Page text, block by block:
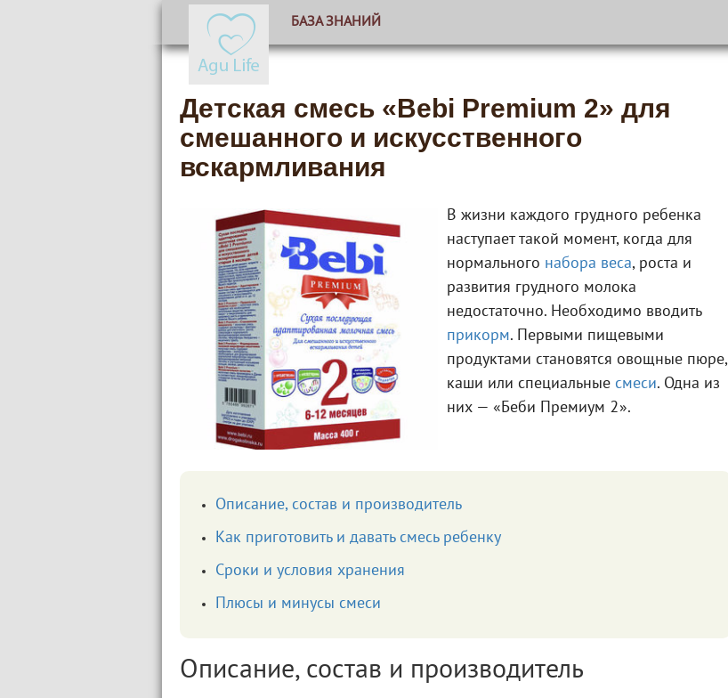
БАЗА ЗНАНИЙ
Детская смесь «Bebi Premium 2» для
смешанного и искусственного
вскармливания
В жизни каждого грудного ребенка
наступает такой момент, когда для
нормального набора веса, роста и
развития грудного молока
недостаточно. Необходимо вводить
прикорм. Первыми пищевыми
продуктами становятся овощные пюре,
каши или специальные смеси. Одна из
них — «Беби Премиум 2».
Описание, состав и производитель
Как приготовить и давать смесь ребенку
Сроки и условия хранения
Плюсы и минусы смеси
Описание, состав и производитель